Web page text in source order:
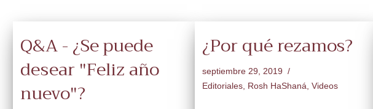
Q&A - ¿Se puede
desear "Feliz año
nuevo"?
¿Por qué rezamos?
septiembre 29, 2019
Editoriales, Rosh HaShaná Videos